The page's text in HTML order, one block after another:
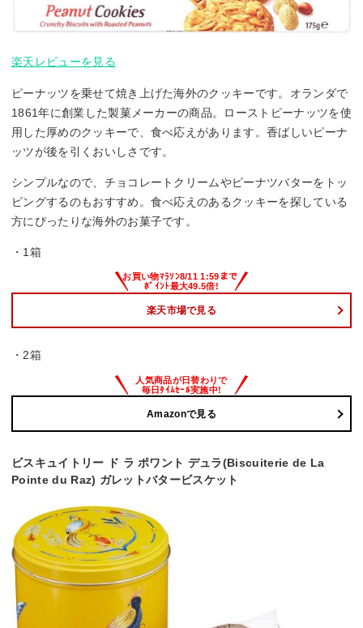
楽天レビューを見る
ピーナッツを乗せて焼き上げた海外のクッキーです。オランダで
1861年に創業した製菓メーカーの商品。ローストピーナッツを使
用した厚めのクッキーで、食べ応えがあります。香ばしいピーナ
ッツが後を引くおいしさです。
シンプルなので、チョコレートクリームやピーナツバターをトッ
ピングするのもおすすめ。食べ応えのあるクッキーを探している
方にぴったりな海外のお菓子です。
・1箱
楽天市場で見る
・2箱
Amazonで見る
ビスキュイトリー ド ラ ポワント デュラ(Biscuiterie de La
Pointe du Raz) ガレットバタービスケット